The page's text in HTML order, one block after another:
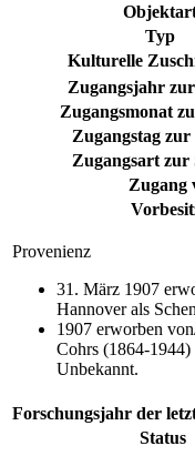
Typ
Kulturelle
Zugangsjahr
Zugangsmonat
Zugangstag zur
Zugangsart zur
Zugang
Provenienz
31. März 1907
Hannover als
1907 erworben
Cohrs (1864-
Unbekannt.
Forschungsjahr der
Status